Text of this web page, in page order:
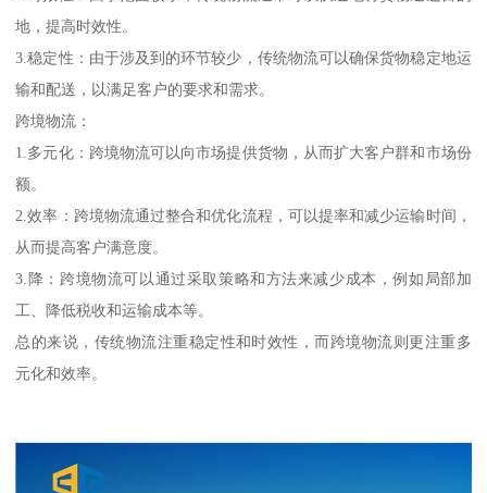
地，提高时效性。
3.稳定性：由于涉及到的环节较少，传统物流可以确保货物稳定地运
输和配送，以满足客户的要求和需求。
跨境物流：
1.多元化：跨境物流可以向市场提供货物，从而扩大客户群和市场份
额。
2.效率：跨境物流通过整合和优化流程，可以提率和减少运输时间，
从而提高客户满意度。
3.降：跨境物流可以通过采取策略和方法来减少成本，例如局部加
工、降低税收和运输成本等。
总的来说，传统物流注重稳定性和时效性，而跨境物流则更注重多
元化和效率。